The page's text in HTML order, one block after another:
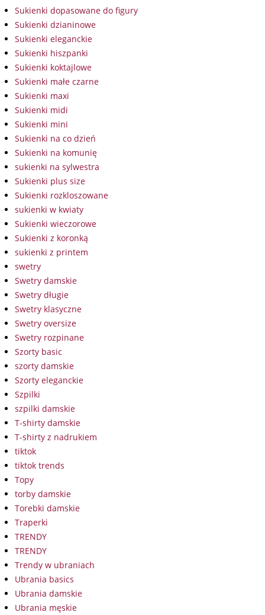
Sukienki dopasowane do figury
Sukienki dzianinowe
Sukienki eleganckie
Sukienki hiszpanki
Sukienki koktajlowe
Sukienki małe czarne
Sukienki maxi
Sukienki midi
Sukienki mini
Sukienki na co dzień
Sukienki na komunię
sukienki na sylwestra
Sukienki plus size
Sukienki rozkloszowane
sukienki w kwiaty
Sukienki wieczorowe
Sukienki z koronką
sukienki z printem
swetry
Swetry damskie
Swetry długie
Swetry klasyczne
Swetry oversize
Swetry rozpinane
Szorty basic
szorty damskie
Szorty eleganckie
Szpilki
szpilki damskie
T-shirty damskie
T-shirty z nadrukiem
tiktok
tiktok trends
Topy
torby damskie
Torebki damskie
Traperki
TRENDY
TRENDY
Trendy w ubraniach
Ubrania basics
Ubrania damskie
Ubrania męskie